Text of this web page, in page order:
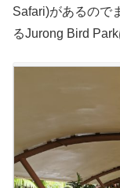
Safari)があるので
るJurong Bird